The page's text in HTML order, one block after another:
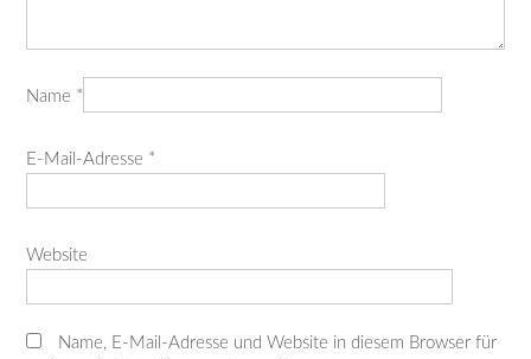
Name *
E-Mail-Adresse *
Website
Name, E-Mail-Adresse und Website in diesem Browser für